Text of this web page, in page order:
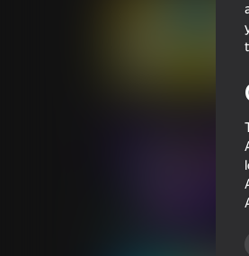
Meccha Chameleon